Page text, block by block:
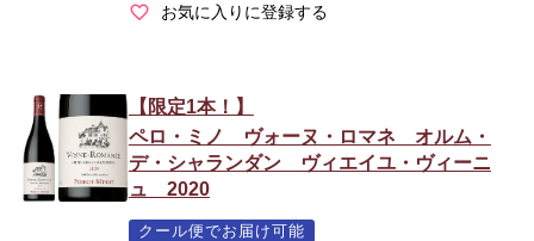
お気に入りに登録する
【限定1本！】
ペロ・ミノ ヴォーヌ・ロマネ オルム・
デ・シャランダン ヴィエイユ・ヴィーニ
ュ 2020
クール便でお届け可能